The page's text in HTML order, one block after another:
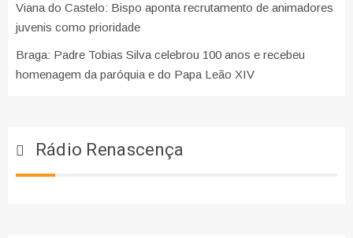
Viana do Castelo: Bispo aponta recrutamento de animadores
juvenis como prioridade
Braga: Padre Tobias Silva celebrou 100 anos e recebeu
homenagem da paróquia e do Papa Leão XIV
Rádio Renascença